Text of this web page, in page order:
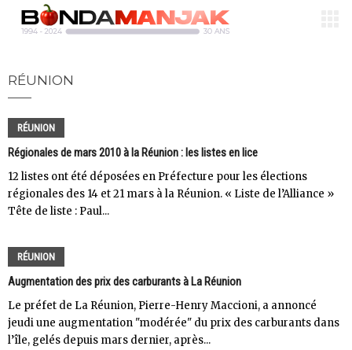
RÉUNION
RÉUNION
Régionales de mars 2010 à la Réunion : les listes en lice
12 listes ont été déposées en Préfecture pour les élections
régionales des 14 et 21 mars à la Réunion. « Liste de l’Alliance »
Tête de liste : Paul...
RÉUNION
Augmentation des prix des carburants à La Réunion
Le préfet de La Réunion, Pierre-Henry Maccioni, a annoncé
jeudi une augmentation "modérée" du prix des carburants dans
l’île, gelés depuis mars dernier, après...